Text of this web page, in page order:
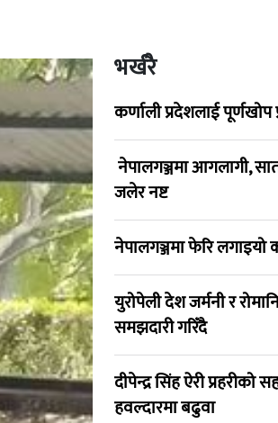
भर्खरै
कर्णाली प्रदेशलाई पूर्णखोप
नेपालगञ्जमा आगलागी,
जलेर नष्ट
नेपालगञ्जमा फेरि लगाइयो
युरोपेली देश जर्मनी र
समझदारी गरिँदै
दीपेन्द्र सिंह ऐरी प्रहरीको
हवल्दारमा बढुवा